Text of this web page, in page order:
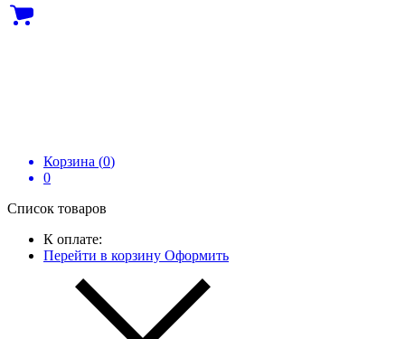
Корзина (0)
0
Список товаров
К оплате:
Перейти в корзину Оформить